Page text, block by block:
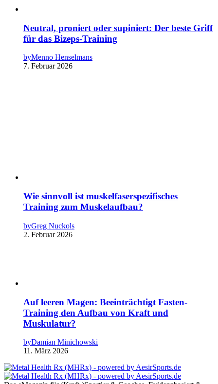
Neutral, proniert oder supiniert: Der beste Griff
für das Bizeps-Training
byMenno Henselmans
7. Februar 2026
Wie sinnvoll ist muskelfaserspezifisches
Training zum Muskelaufbau?
byGreg Nuckols
2. Februar 2026
Auf leeren Magen: Beeinträchtigt Fasten-
Training den Aufbau von Kraft und
Muskulatur?
byDamian Minichowski
11. März 2026